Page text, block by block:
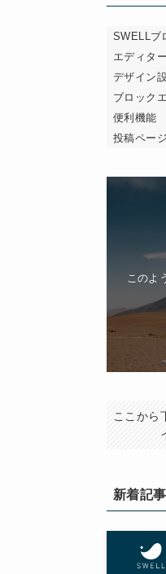
SWELLブ
エディター
デザイン
ブロック
便利機能
投稿ページ
このよ
ここから
新着記事